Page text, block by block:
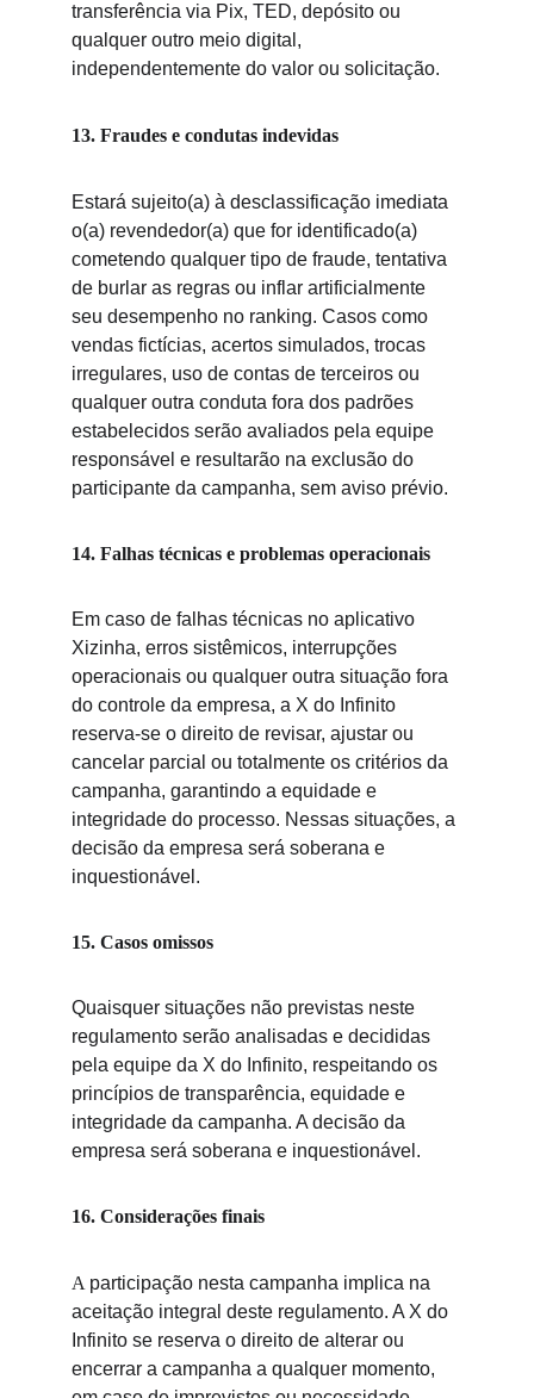
transferência via Pix, TED, depósito ou
qualquer outro meio digital,
independentemente do valor ou solicitação.
13. Fraudes e condutas indevidas
Estará sujeito(a) à desclassificação imediata
o(a) revendedor(a) que for identificado(a)
cometendo qualquer tipo de fraude, tentativa
de burlar as regras ou inflar artificialmente
seu desempenho no ranking. Casos como
vendas fictícias, acertos simulados, trocas
irregulares, uso de contas de terceiros ou
qualquer outra conduta fora dos padrões
estabelecidos serão avaliados pela equipe
responsável e resultarão na exclusão do
participante da campanha, sem aviso prévio.
14. Falhas técnicas e problemas operacionais
Em caso de falhas técnicas no aplicativo
Xizinha, erros sistêmicos, interrupções
operacionais ou qualquer outra situação fora
do controle da empresa, a X do Infinito
reserva-se o direito de revisar, ajustar ou
cancelar parcial ou totalmente os critérios da
campanha, garantindo a equidade e
integridade do processo. Nessas situações, a
decisão da empresa será soberana e
inquestionável.
15. Casos omissos
Quaisquer situações não previstas neste
regulamento serão analisadas e decididas
pela equipe da X do Infinito, respeitando os
princípios de transparência, equidade e
integridade da campanha. A decisão da
empresa será soberana e inquestionável.
16. Considerações finais
A participação nesta campanha implica na
aceitação integral deste regulamento. A X do
Infinito se reserva o direito de alterar ou
encerrar a campanha a qualquer momento,